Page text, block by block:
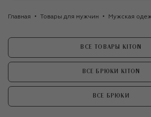
Главная Товары для мужчин Мужская
ВСЕ ТОВАРЫ KITON
ВСЕ БРЮКИ KITON
ВСЕ БРЮКИ